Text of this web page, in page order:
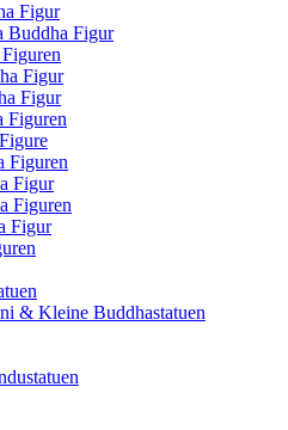
Figur
Buddha Figur
Figur
Figur
Figuren
Figuren
Figur
Figuren
Figur
& Kleine Buddhastatuen